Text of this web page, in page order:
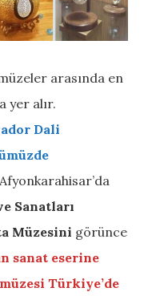
arasında en
yer alır.
Dali
Sanatları
Müzesini görünce
sanat eserine
Türkiye’de